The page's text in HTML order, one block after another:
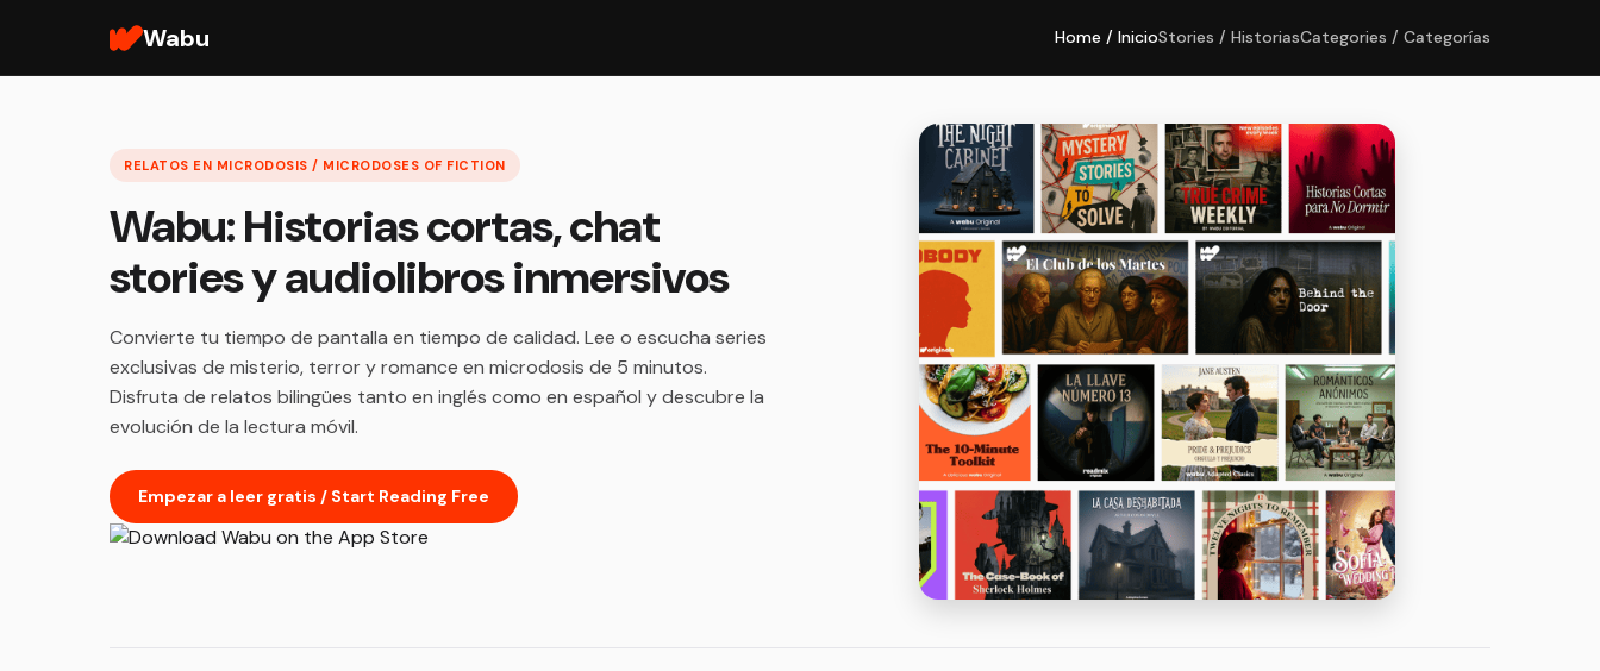
Wabu Home / InicioStories / HistoriasCategories / Categorías
RELATOS EN MICRODOSIS / MICRODOSES OF FICTION
Wabu: Historias cortas, chat
stories y audiolibros inmersivos
Convierte tu tiempo de pantalla en tiempo de calidad. Lee o escucha series
exclusivas de misterio, terror y romance en microdosis de 5 minutos.
Disfruta de relatos bilingües tanto en inglés como en español y descubre la
evolución de la lectura móvil.
Empezar a leer gratis / Start Reading Free